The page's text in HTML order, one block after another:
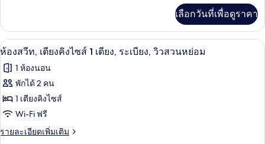
ไซส์
2
เตียง
(Mobility
Roll-
In
Shower)
เกี่ยว
กับ
ห้อง
เตียง
ควีน
2
เตียง
Roll-
เลือกวันที่เพื่อดูราคา
เปิด
ภาพถ่าย
ทั้งหมด
ของ
ห้อง
สวีท,
เครื่องนอนป้องกันสารก่อภูมิแพ้, ตู้นิร
6
ห้องสวีท, เตียงคิงไซส์ 1 เตียง, ระเบียง, วิวสวนหย่อม
1 ห้องนอน
พักได้ 2 คน
1 เตียงคิงไซส์
Wi-Fi ฟรี
รายละเอียดเพิ่มเติม
ราย